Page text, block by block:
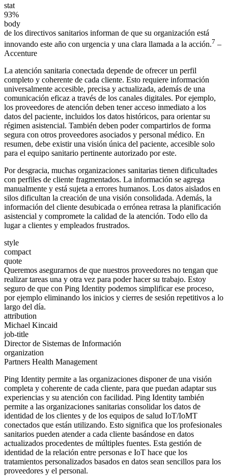
stat
93%
body
de los directivos sanitarios informan de que su organización está
innovando este año con urgencia y una clara llamada a la acción.7 –
Accenture
La atención sanitaria conectada depende de ofrecer un perfil
completo y coherente de cada cliente. Esto requiere información
universalmente accesible, precisa y actualizada, además de una
comunicación eficaz a través de los canales digitales. Por ejemplo,
los proveedores de atención deben tener acceso inmediato a los
datos del paciente, incluidos los datos históricos, para orientar su
régimen asistencial. También deben poder compartirlos de forma
segura con otros proveedores asociados y personal médico. En
resumen, debe existir una visión única del paciente, accesible solo
para el equipo sanitario pertinente autorizado por este.
Por desgracia, muchas organizaciones sanitarias tienen dificultades
con perfiles de cliente fragmentados. La información se agrega
manualmente y está sujeta a errores humanos. Los datos aislados en
silos dificultan la creación de una visión consolidada. Además, la
información del cliente desubicada o errónea retrasa la planificación
asistencial y compromete la calidad de la atención. Todo ello da
lugar a clientes y empleados frustrados.
style
compact
quote
Queremos asegurarnos de que nuestros proveedores no tengan que
realizar tareas una y otra vez para poder hacer su trabajo. Estoy
seguro de que con Ping Identity podemos simplificar ese proceso,
por ejemplo eliminando los inicios y cierres de sesión repetitivos a lo
largo del día.
attribution
Michael Kincaid
job-title
Director de Sistemas de Información
organization
Partners Health Management
Ping Identity permite a las organizaciones disponer de una visión
completa y coherente de cada cliente, para que puedan adaptar sus
experiencias y su atención con facilidad. Ping Identity también
permite a las organizaciones sanitarias consolidar los datos de
identidad de los clientes y de los equipos de salud IoT/IoMT
conectados que están utilizando. Esto significa que los profesionales
sanitarios pueden atender a cada cliente basándose en datos
actualizados procedentes de múltiples fuentes. Esta gestión de
identidad de la relación entre personas e IoT hace que los
tratamientos personalizados basados en datos sean sencillos para los
proveedores y el personal.